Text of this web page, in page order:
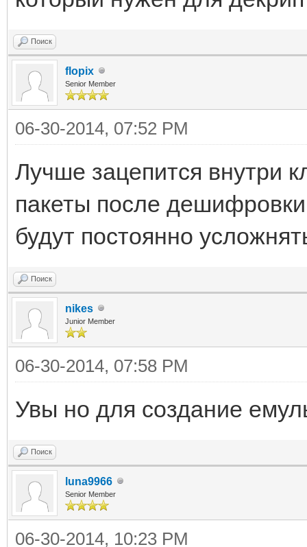
1973428001u;
int n = 4 *
for (int i = n -
Array[i] =
(uint)Inline(ref
for (int i = n; i <
Array[i] =
(uint)Inline(ref
return Array;
}
byte[]
{
byte[] Array = new
uint cry =
522286496);
int n = 4 *
Поиск
flopix
Senior Member
06-30-2014, 07:52 PM
Лучше зацепится внутри
пакеты после
будут постоянно
Поиск
nikes
Junior Member
06-30-2014, 07:58 PM
Увы но для создание
Поиск
luna9966
Senior Member
06-30-2014, 10:23 PM